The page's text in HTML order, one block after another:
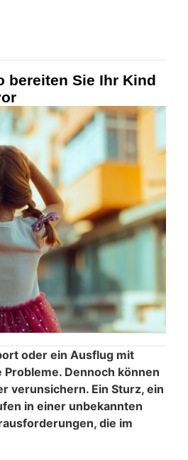
bereiten Sie Ihr Kind
oder ein Ausflug mit
Dennoch können
verunsichern. Ein Sturz, ein
in einer unbekannten
die im